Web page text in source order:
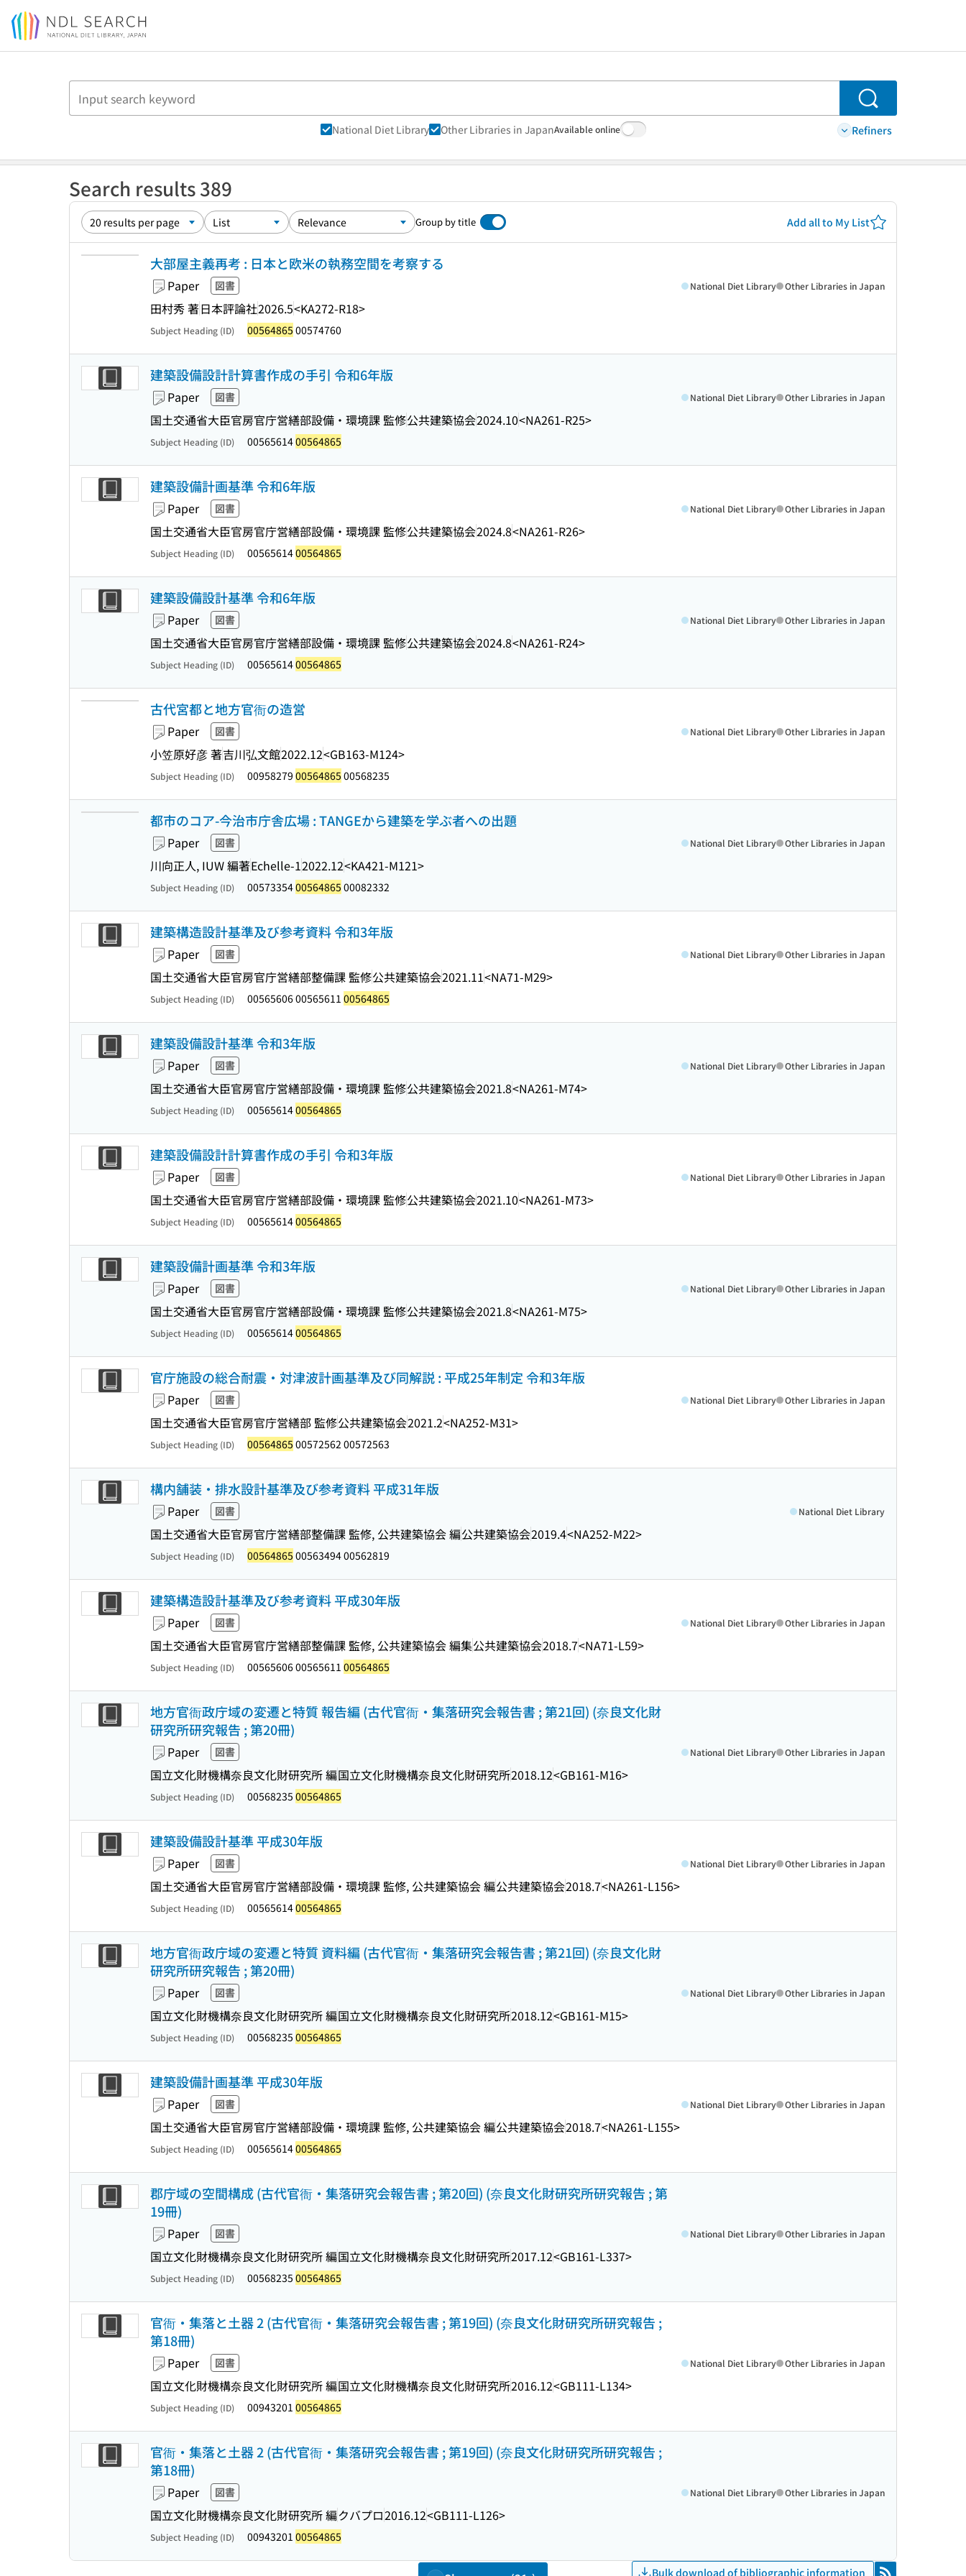
Jump to main content
Search
National Diet Library Other Libraries in JapanAvailable online Refiners
Search results 389
Group by title Add all to My List
大部屋主義再考 : 日本と欧米の執務空間を考察する
Paper 図書
田村秀 著日本評論社2026.5<KA272-R18>
National Diet Library Other Libraries in Japan
Subject Heading (ID) 00564865 00574760
建築設備設計計算書作成の手引 令和6年版
Paper 図書
国土交通省大臣官房官庁営繕部設備・環境課 監修公共建築協会2024.10<NA261-R25>
National Diet Library Other Libraries in Japan
Subject Heading (ID) 0056561400564865
建築設備計画基準 令和6年版
Paper 図書
国土交通省大臣官房官庁営繕部設備・環境課 監修公共建築協会2024.8<NA261-R26>
National Diet Library Other Libraries in Japan
Subject Heading (ID) 0056561400564865
建築設備設計基準 令和6年版
Paper 図書
国土交通省大臣官房官庁営繕部設備・環境課 監修公共建築協会2024.8<NA261-R24>
National Diet Library Other Libraries in Japan
Subject Heading (ID) 0056561400564865
古代宮都と地方官衙の造営
Paper 図書
小笠原好彦 著吉川弘文館2022.12<GB163-M124>
National Diet Library Other Libraries in Japan
Subject Heading (ID) 00958279 00564865 00568235
都市のコア-今治市庁舎広場 : TANGEから建築を学ぶ者への出題
Paper 図書
川向正人, IUW 編著Echelle-12022.12<KA421-M121>
National Diet Library Other Libraries in Japan
Subject Heading (ID) 0057335400564865 00082332
建築構造設計基準及び参考資料 令和3年版
Paper 図書
国土交通省大臣官房官庁営繕部整備課 監修公共建築協会2021.11<NA71-M29>
National Diet Library Other Libraries in Japan
Subject Heading (ID) 00565606 00565611 00564865
建築設備設計基準 令和3年版
Paper 図書
国土交通省大臣官房官庁営繕部設備・環境課 監修公共建築協会2021.8<NA261-M74>
National Diet Library Other Libraries in Japan
Subject Heading (ID) 0056561400564865
建築設備設計計算書作成の手引 令和3年版
Paper 図書
国土交通省大臣官房官庁営繕部設備・環境課 監修公共建築協会2021.10<NA261-M73>
National Diet Library Other Libraries in Japan
Subject Heading (ID) 0056561400564865
建築設備計画基準 令和3年版
Paper 図書
国土交通省大臣官房官庁営繕部設備・環境課 監修公共建築協会2021.8<NA261-M75>
National Diet Library Other Libraries in Japan
Subject Heading (ID) 0056561400564865
官庁施設の総合耐震・対津波計画基準及び同解説 : 平成25年制定 令和3年版
Paper 図書
国土交通省大臣官房官庁営繕部 監修公共建築協会2021.2<NA252-M31>
National Diet Library Other Libraries in Japan
Subject Heading (ID) 00564865 00572562 00572563
構内舗装・排水設計基準及び参考資料 平成31年版
Paper 図書
国土交通省大臣官房官庁営繕部整備課 監修, 公共建築協会 編公共建築協会2019.4<NA252-M22>
National Diet Library
Subject Heading (ID) 00564865 00563494 00562819
建築構造設計基準及び参考資料 平成30年版
Paper 図書
国土交通省大臣官房官庁営繕部整備課 監修, 公共建築協会 編集公共建築協会2018.7<NA71-L59>
National Diet Library Other Libraries in Japan
Subject Heading (ID) 00565606 00565611 00564865
地方官衙政庁域の変遷と特質 報告編 (古代官衙・集落研究会報告書 ; 第21回) (奈良文化財
研究所研究報告 ; 第20冊)
Paper 図書
国立文化財機構奈良文化財研究所 編国立文化財機構奈良文化財研究所2018.12<GB161-M16>
National Diet Library Other Libraries in Japan
Subject Heading (ID) 00568235 00564865
建築設備設計基準 平成30年版
Paper 図書
国土交通省大臣官房官庁営繕部設備・環境課 監修, 公共建築協会 編公共建築協会2018.7<NA261-L156>
National Diet Library Other Libraries in Japan
Subject Heading (ID) 0056561400564865
地方官衙政庁域の変遷と特質 資料編 (古代官衙・集落研究会報告書 ; 第21回) (奈良文化財
研究所研究報告 ; 第20冊)
Paper 図書
国立文化財機構奈良文化財研究所 編国立文化財機構奈良文化財研究所2018.12<GB161-M15>
National Diet Library Other Libraries in Japan
Subject Heading (ID) 00568235 00564865
建築設備計画基準 平成30年版
Paper 図書
国土交通省大臣官房官庁営繕部設備・環境課 監修, 公共建築協会 編公共建築協会2018.7<NA261-L155>
National Diet Library Other Libraries in Japan
Subject Heading (ID) 0056561400564865
郡庁域の空間構成 (古代官衙・集落研究会報告書 ; 第20回) (奈良文化財研究所研究報告 ; 第
19冊)
Paper 図書
国立文化財機構奈良文化財研究所 編国立文化財機構奈良文化財研究所2017.12<GB161-L337>
National Diet Library Other Libraries in Japan
Subject Heading (ID) 00568235 00564865
官衙・集落と土器 2 (古代官衙・集落研究会報告書 ; 第19回) (奈良文化財研究所研究報告 ;
第18冊)
Paper 図書
国立文化財機構奈良文化財研究所 編国立文化財機構奈良文化財研究所2016.12<GB111-L134>
National Diet Library Other Libraries in Japan
Subject Heading (ID) 00943201 00564865
官衙・集落と土器 2 (古代官衙・集落研究会報告書 ; 第19回) (奈良文化財研究所研究報告 ;
第18冊)
Paper 図書
国立文化財機構奈良文化財研究所 編クバプロ2016.12<GB111-L126>
National Diet Library Other Libraries in Japan
Subject Heading (ID) 00943201 00564865
Bulk download of bibliographic information